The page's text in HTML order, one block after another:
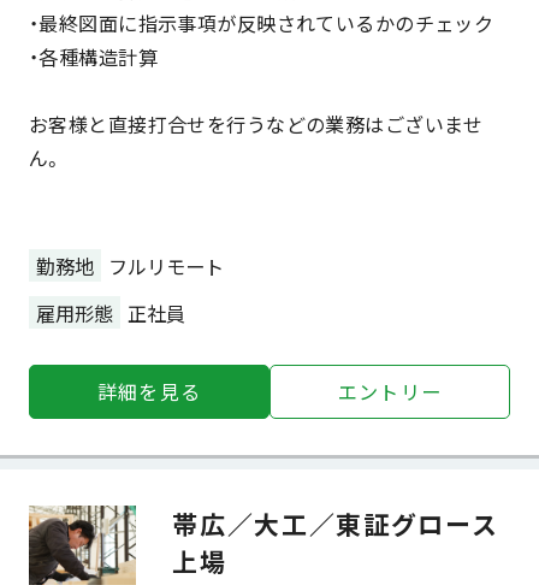
・最終図面に指示事項が反映されているかのチェック
・各種構造計算
お客様と直接打合せを行うなどの業務はございませ
ん。
勤務地 フルリモート
雇用形態 正社員
詳細を⾒る エントリー
帯広／大工／東証グロース
上場